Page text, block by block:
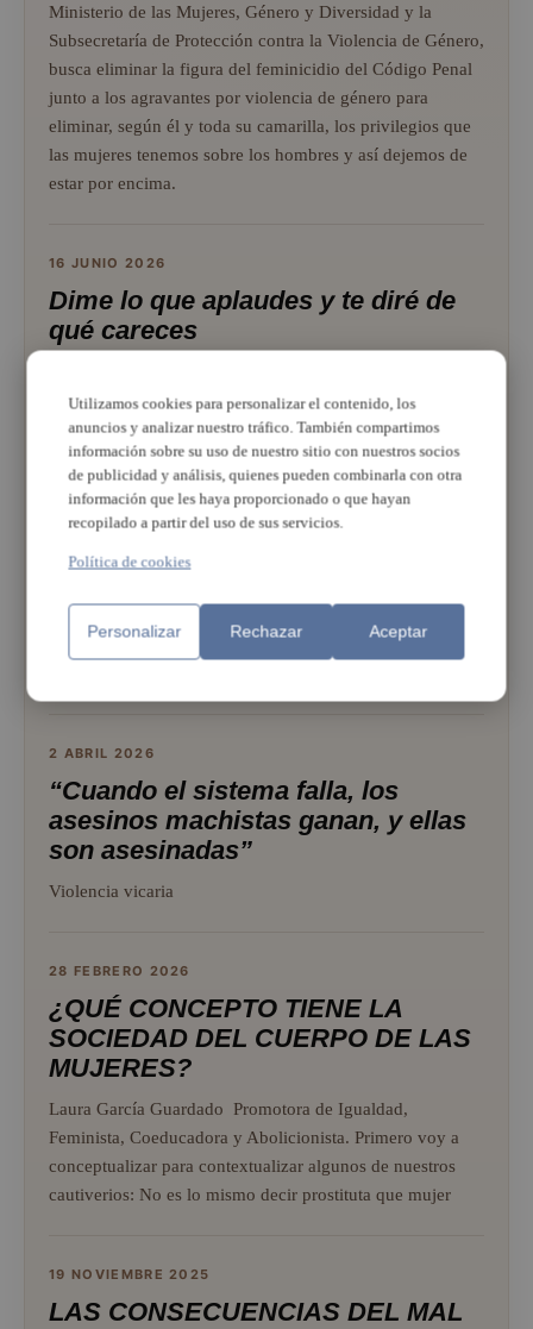
Ministerio de las Mujeres, Género y Diversidad y la
Subsecretaría de Protección contra la Violencia de Género,
busca eliminar la figura del feminicidio del Código Penal
junto a los agravantes por violencia de género para
eliminar, según él y toda su camarilla, los privilegios que
las mujeres tenemos sobre los hombres y así dejemos de
estar por encima.
16 JUNIO 2026
Dime lo que aplaudes y te diré de
qué careces
prolongados o los silencios mantenidos
13 MAYO 2026
La violencia institucional y otros
y confirma como se relacionan directamente el dolor, la
2 ABRIL 2026
“Cuando el sistema falla, los
asesinos machistas ganan, y ellas
son asesinadas”
Violencia vicaria
28 FEBRERO 2026
¿QUÉ CONCEPTO TIENE LA
SOCIEDAD DEL CUERPO DE LAS
MUJERES?
Laura García Guardado Promotora de Igualdad,
Feminista, Coeducadora y Abolicionista. Primero voy a
conceptualizar para contextualizar algunos de nuestros
cautiverios: No es lo mismo decir prostituta que mujer
19 NOVIEMBRE 2025
LAS CONSECUENCIAS DEL MAL
Utilizamos cookies para personalizar el contenido, los
anuncios y analizar nuestro tráfico. También compartimos
información sobre su uso de nuestro sitio con nuestros socios
de publicidad y análisis, quienes pueden combinarla con otra
información que les haya proporcionado o que hayan
recopilado a partir del uso de sus servicios.
Política de cookies
Personalizar Rechazar Aceptar